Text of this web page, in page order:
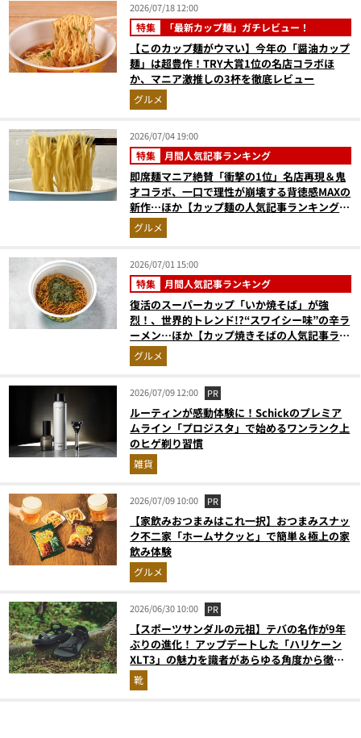
2026/07/18 12:00
特集 「最新カップ麺」ガチレビュー！
【このカップ麺がウマい】今年の「醤油カップ
麺」は超豊作！TRY大賞1位の名店コラボほ
か、マニア激推しの3杯を徹底レビュー
グルメ
2026/07/04 19:00
特集 月間人気記事ランキング
即席麺マニア絶賛「衝撃の1位」名店再現＆鬼
才コラボ、一口で理性が崩壊する背徳感MAXの
新作…ほか【カップ麺の人気記事ランキングベ
スト3】（2026年5月版）
グルメ
2026/07/01 15:00
特集 月間人気記事ランキング
復活のスーパーカップ「いか焼そば」が強
烈！、世界的トレンド!?“スワイシー味”の辛ラ
ーメン…ほか【カップ焼きそばの人気記事ラン
キングベスト3】（2026年5月版）
グルメ
2026/07/09 12:00 PR
ルーティンが感動体験に！Schickのプレミア
ムライン「プロジスタ」で始めるワンランク上
のヒゲ剃り習慣
雑貨
2026/07/09 10:00 PR
【家飲みおつまみはこれ一択】おつまみスナッ
ク不二家「ホームサクッと」で簡単＆極上の家
飲み体験
グルメ
2026/06/30 10:00 PR
【スポーツサンダルの元祖】テバの名作が9年
ぶりの進化！ アップデートした「ハリケーン
XLT3」の魅力を識者があらゆる角度から徹底
解説！
靴